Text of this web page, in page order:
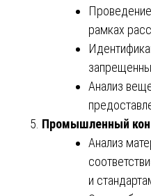
рамках
Анализ
Промышленный
Анализ
и